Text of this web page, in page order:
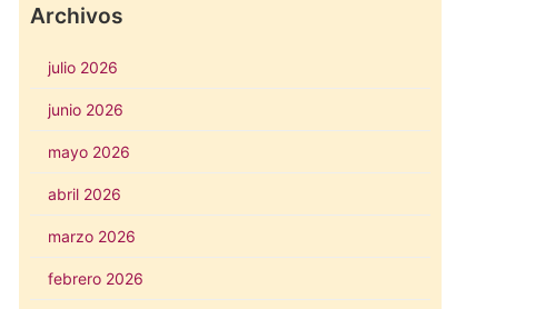
Archivos
julio 2026
junio 2026
mayo 2026
abril 2026
marzo 2026
febrero 2026